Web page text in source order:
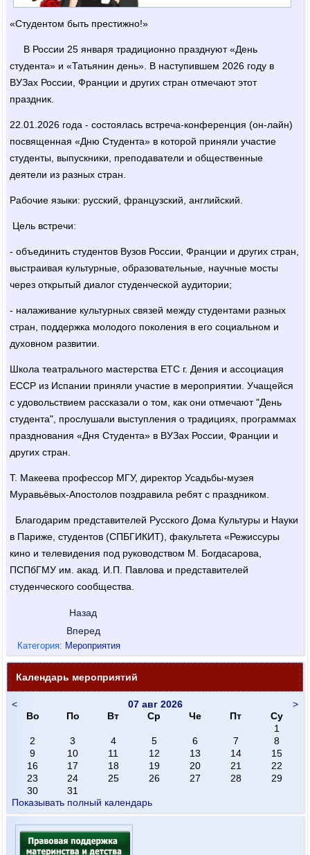
«Студентом быть престижно!»
В России 25 января традиционно празднуют «День
студента» и «Татьянин день». В наступившем 2026 году в
ВУЗах России, Франции и других стран отмечают этот
праздник.
22.01.2026 года - состоялась встреча-конференция (он-лайн)
посвященная «Дню Студента» в которой приняли участие
студенты, выпускники, преподаватели и общественные
деятели из разных стран.
Рабочие языки: русский, французский, английский.
Цель встречи:
- объединить студентов Вузов России, Франции и других стран,
выстраивая культурные, образовательные, научные мосты
через открытый диалог студенческой аудитории;
- налаживание культурных связей между студентами разных
стран, поддержка молодого поколения в его социальном и
духовном развитии.
Школа театрального мастерства ЕТС г. Дения и ассоциация
ЕССР из Испании приняли участие в мероприятии. Учащейся
с удовольствием рассказали о том, как они отмечают "День
студента", прослушали выступления о традициях, программах
празднования «Дня Студента» в ВУЗах России, Франции и
других стран.
Т. Макеева профессор МГУ, директор Усадьбы-музея
Муравьёвых-Апостолов поздравила ребят с праздником.
Благодарим представителей Русского Дома Культуры и Науки
в Париже, студентов (СПБГИКИТ), факультета «Режиссуры
кино и телевидения под руководством М. Богдасарова,
ПСПбГМУ им. акад. И.П. Павлова и представителей
студенческого сообщества.
Назад
Вперед
Категория: Мероприятия
Календарь мероприятий
< >
07 авг 2026
Во
По Вт Ср Че Пт
Су
1
2
3 4 5 6 7
8
9
10 11 12 13 14
15
16
17 18 19 20 21
22
23
24 25 26 27 28
29
30
31
Показывать полный календарь